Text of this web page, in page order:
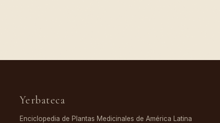
Yerbateca
Enciclopedia de Plantas Medicinales de América Latina